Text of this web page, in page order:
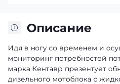
Описание
Идя в ногу со временем и
мониторинг потребностей
марка Кентавр презентует
дизельного мотоблока с